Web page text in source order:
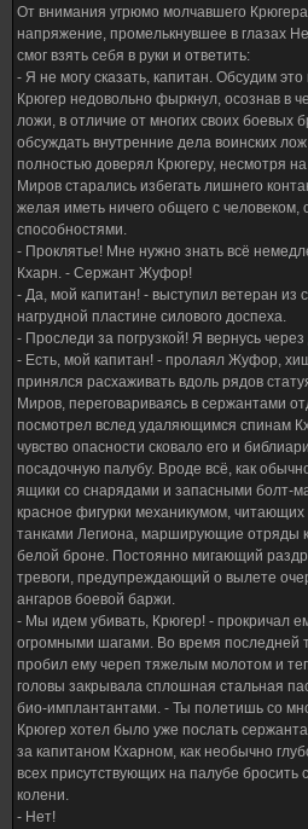
От внимания угрюмо молчавшего
напряжение, промелькнувшее в глазах
смог взять себя в руки и ответить:
- Я не могу сказать, капитан. Обсудим
Крюгер недовольно фыркнул, осознав в
ложи, в отличие от многих своих боевых
обсуждать внутренние дела воинских
полностью доверял Крюгеру, несмотря
Миров старались избегать лишнего
желая иметь ничего общего с
способностями.
- Проклятье! Мне нужно знать всё
Кхарн. - Сержант Жуфор!
- Да, мой капитан! - выступил ветеран из
нагрудной пластине силового доспеха.
- Проследи за погрузкой! Я вернусь
- Есть, мой капитан! - пролаял Жуфор,
принялся расхаживать вдоль рядов
Миров, переговариваясь в сержантами
посмотрел вслед удаляющимся спинам
чувство опасности сковало его и
посадочную палубу. Вроде всё, как
ящики со снарядами и запасными болт-
красное фигурки механикумом,
танками Легиона, марширующие отряды
белой броне. Постоянно мигающий
тревоги, предупреждающий о вылете
ангаров боевой баржи.
- Мы идем убивать, Крюгер! - прокричал
огромными шагами. Во время последней
пробил ему череп тяжелым молотом и
головы закрывала сплошная стальная
био-имплантантами. - Ты полетишь со
Крюгер хотел было уже послать
за капитаном Кхарном, как необычно
всех присутствующих на палубе бросить
колени.
- Нет!